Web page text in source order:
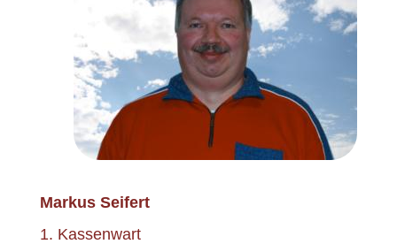
Markus Seifert
1. Kassenwart